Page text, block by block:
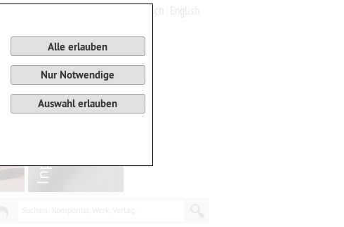
Alle erlauben
Nur Notwendige
Auswahl erlauben